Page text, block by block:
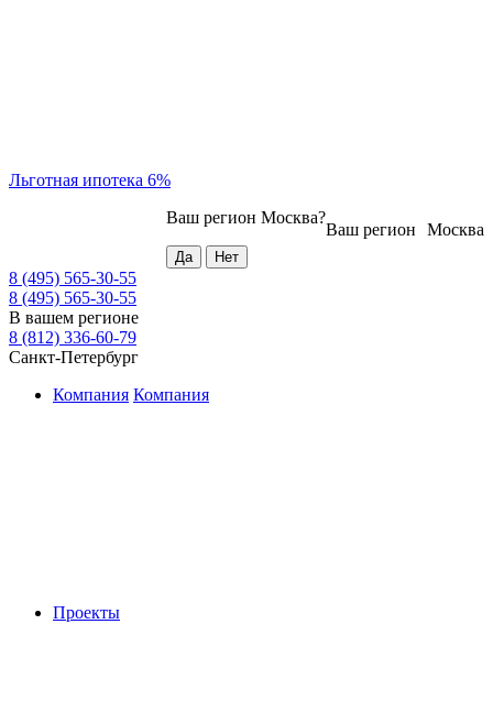
Льготная ипотека 6%
Москва
Ваш регион
Ваш регион Москва?
8 (495) 565-30-55
8 (495) 565-30-55
В вашем регионе
8 (812) 336-60-79
Санкт-Петербург
Компания Компания
Проекты